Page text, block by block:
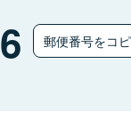
郵便番号をコ